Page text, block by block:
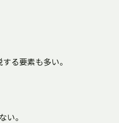
る要素も多い。
い。